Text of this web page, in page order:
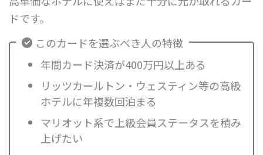
ドです。
このカードを選ぶべき人の特徴
年間カード決済が400万円以上ある
リッツカールトン・ウェスティン等の高級
ホテルに年複数回泊まる
マリオット系で上級会員ステータスを積み
上げたい